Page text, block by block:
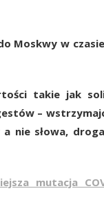
Moskwy w
takie jak
–
nie słowa,
mutacja